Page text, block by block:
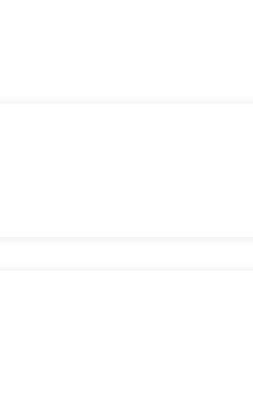
sans complications.
du marché.
des plateformes et des dApps.